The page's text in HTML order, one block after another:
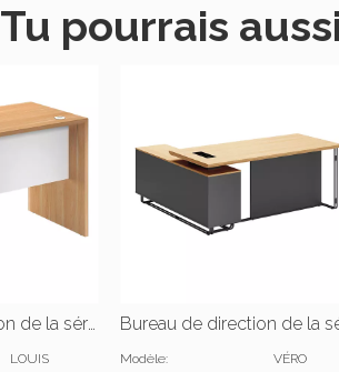
Tu pourrais
Bureau de direction de la série JIANGNAN LOUIS |W1200*D600*H750(mm)
LOUIS Modèle: VÉRO